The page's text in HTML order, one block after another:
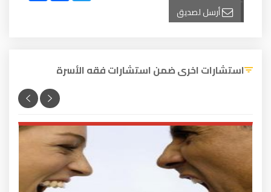
أرسل لصديق
استشارات اخرى ضمن استشارات فقه الأسرة